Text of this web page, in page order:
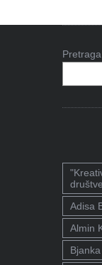
Pretraga
Adisa
Almin